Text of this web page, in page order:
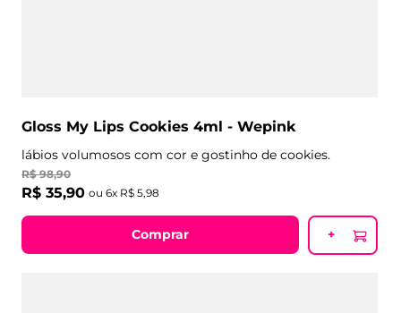
Gloss My Lips Cookies 4ml - Wepink
lábios volumosos com cor e gostinho de cookies.
R$ 98,90
R$ 35,90 ou 6x R$ 5,98
Comprar +